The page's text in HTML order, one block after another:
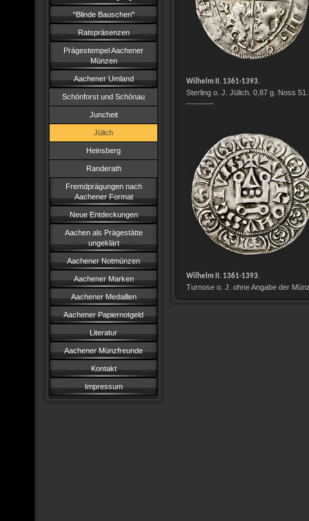
"Blinde Bauschen"
Ratspräsenzen
Prägestempel Aachener
Münzen
Aachener Umland
Schönforst und Schönau
Juncheit
Jülich
Heinsberg
Randerath
Fremdprägungen nach
Aachener Format
Neue Entdeckungen
Aachen als Prägestätte
ungeklärt
Aachener Notmünzen
Aachener Marken
Aachener Medaillen
Aachener Papiernotgeld
Literatur
Aachener Münzfreunde
Kontakt
Impressum
Wilhelm II. 1361-1393.
Sterling o. J. Jülich. 0,87 g. Noss 51.
----------
Wilhelm II. 1361-1393.
Turnose o. J. ohne Angabe der